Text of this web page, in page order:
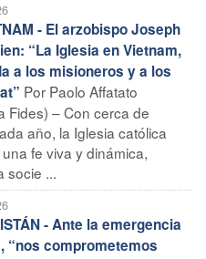
- El arzobispo Joseph
“La Iglesia en Vietnam,
a los misioneros y a los
Por Paolo Affatato
Fides) – Con cerca de
año, la Iglesia católica
fe viva y dinámica,
socie ...
- Ante la emergencia
“nos comprometemos